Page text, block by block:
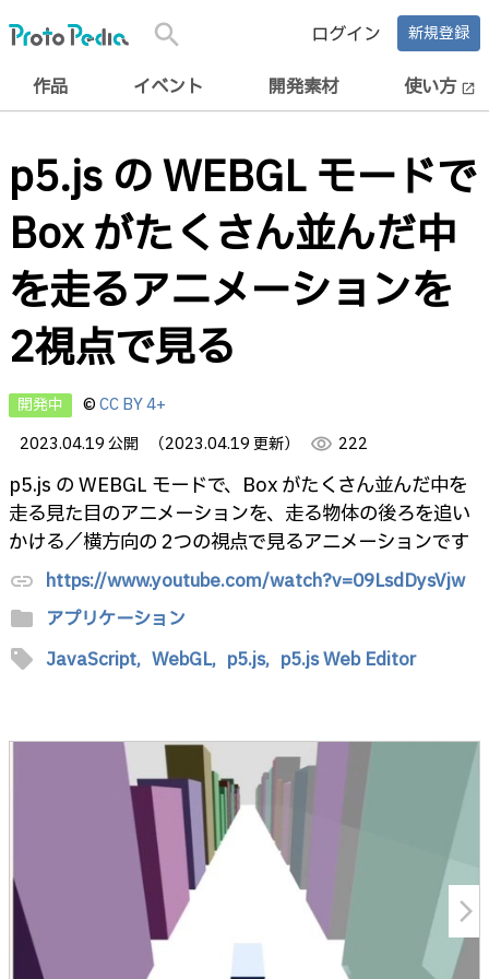
search ログイン 新規登録
作品 イベント 開発素材 使い方 open_in_new
p5.js の WEBGL モードで
Box がたくさん並んだ中
を走るアニメーションを
2視点で見る
開発中 ©CC BY 4+
2023.04.19 公開
（2023.04.19 更新） visibility 222
p5.js の WEBGL モードで、Box がたくさん並んだ中を
走る見た目のアニメーションを、走る物体の後ろを追い
かける／横方向の 2つの視点で見るアニメーションです
link https://www.youtube.com/watch?v=09LsdDysVjw
folder アプリケーション
sell JavaScript, WebGL, p5.js, p5.js Web Editor
arrow_forward_ios